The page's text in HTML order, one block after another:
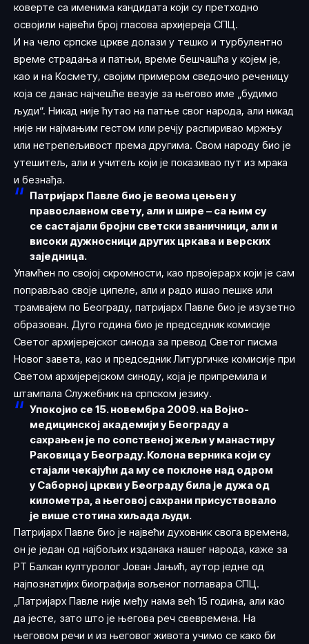
коверте са именима кандидата који су претходно
освојили највећи број гласова архијереја СПЦ.
И на чело српске цркве долази у тешко и турбулентно
време страдања и патњи, време бешчашћа у којем је,
као и на Космету, својим примером сведочио реченицу
која се данас најчешће везује за његово име „будимо
људи“. Никад није ћутао на патње свог народа, али никад
није ни најмањим гестом или речју распиривао мржњу
или нетрепељивост према другима. Свом народу био је
утешитељ, али и учитељ који је показивао пут из мрака
и безнађа.
Патријарх Павле био је веома цењен у
православном свету, али и шире – са њим су
се састајали бројни светски званичници, али и
високи дужносници других цркава и верских
заједница.
Упамћен по својој скромности, као првојерарх који је сам
поправљао своје ципеле, али и радо ишао пешке или
трамвајем по Београду, патријарх Павле био је изузетно
образован. Дуго година био је председник комисије
Светог архијерејског синода за превод Светог писма
Новог завета, као и председник Литургичке комисије при
Светом архијерејском синоду, која је припремила и
штампала Служебник на српском језику.
Упокојио се 15. новембра 2009. на Војно-
медицинској академији у Београду а
сахрањен је по сопственој жељи у манастиру
Раковица у Београду. Колона верника који су
стајали чекајући да му се поклоне над одром
у Саборној цркви у Београду била је дужа од
километра, а његовој сахрани присуствовало
је више стотина хиљада људи.
Патријарх Павле био је највећи духовник свога времена,
он је један од најбољих изданака нашег народа, каже за
РТ Балкан културолог Јован Јањић, аутор једне од
најпознатијих биографија вољеног поглавара СПЦ.
„Патријарх Павле није међу нама већ 15 година, али као
да јесте, зато што је његова реч свевремена. На
његовом речи и из његовог живота учимо се како би